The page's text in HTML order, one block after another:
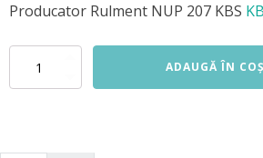
Producator Rulment NUP 207 KBS
Cantitate
ADAUGĂ ÎN COȘ